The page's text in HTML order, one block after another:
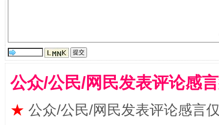
公众/公民/网民发表评论感
★ 公众/公民/网民发表评论感言